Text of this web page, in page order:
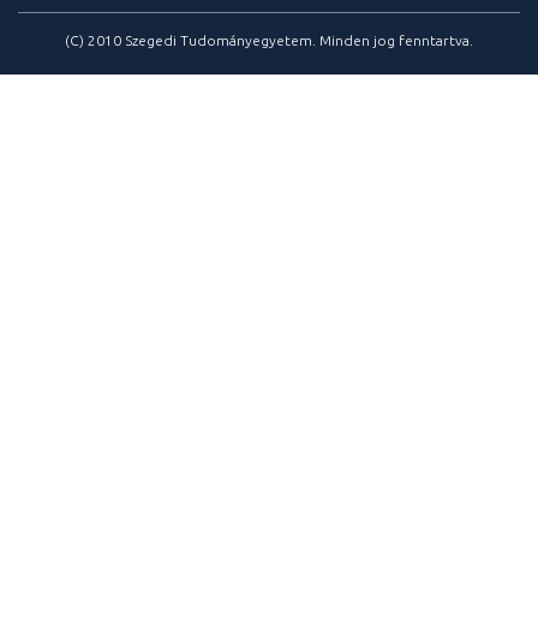
(C) 2010 Szegedi Tudományegyetem. Minden jog fenntartva.